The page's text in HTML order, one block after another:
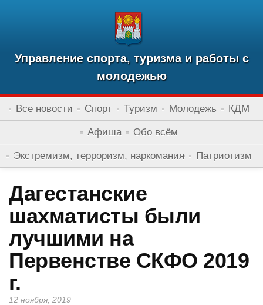
Управление спорта, туризма и работы с
молодежью
Все новости Спорт Туризм Молодежь КДМ
Афиша Обо всём
Экстремизм, терроризм, наркомания Патриотизм
Дагестанские
шахматисты были
лучшими на
Первенстве СКФО 2019
г.
12 ноября, 2019